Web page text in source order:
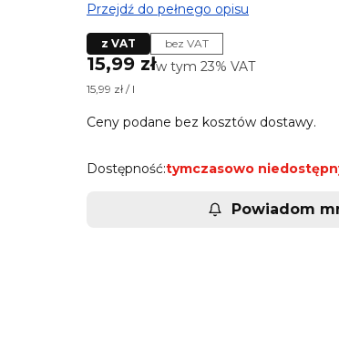
Przejdź do pełnego opisu
z VAT bez VAT
Cena
15,99 złw tym 23% VAT
w tym 23% VAT
15,99 zł / l
Ceny podane bez kosztów dostawy.
Dostępność:tymczasowo
Powiadom